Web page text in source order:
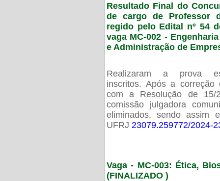
Resultado Final do
de cargo de Professor
regido pelo Edital nº 54
vaga MC-002 -
e Administração de
Realizaram a prova
inscritos. Após a
com a Resolução de 15/
comissão julgadora
eliminados, sendo assim
UFRJ 23079.259772/2024-
Vaga - MC-003: Ética,
(FINALIZADO )